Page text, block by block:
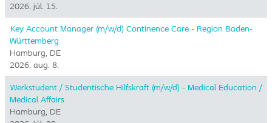
2026. júl. 15.
Key Account Manager (m/w/d) Continence Care - Region Baden-
Württemberg
Hamburg, DE
2026. aug. 8.
Werkstudent / Studentische Hilfskraft (m/w/d) - Medical Education /
Medical Affairs
Hamburg, DE